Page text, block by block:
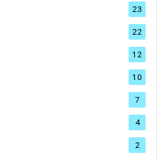
23
22
12
10
7
4
2